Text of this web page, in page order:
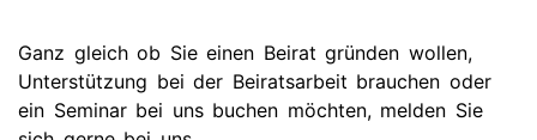
Ganz gleich ob Sie einen Beirat gründen wollen,
Unterstützung bei der Beiratsarbeit brauchen oder
ein Seminar bei uns buchen möchten, melden Sie